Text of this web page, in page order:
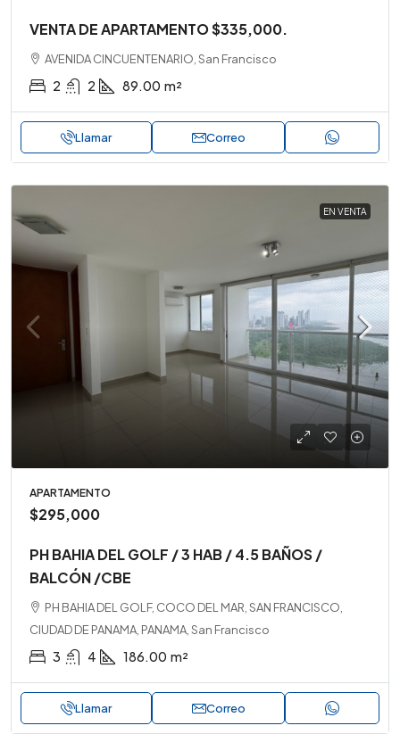
VENTA DE APARTAMENTO $335,000.
AVENIDA CINCUENTENARIO, San Francisco
2 2 89.00 m²
Llamar Correo
EN VENTA
APARTAMENTO
$295,000
PH BAHIA DEL GOLF / 3 HAB / 4.5 BAÑOS /
BALCÓN /CBE
PH BAHIA DEL GOLF, COCO DEL MAR, SAN FRANCISCO,
CIUDAD DE PANAMA, PANAMA, San Francisco
3 4 186.00 m²
Llamar Correo